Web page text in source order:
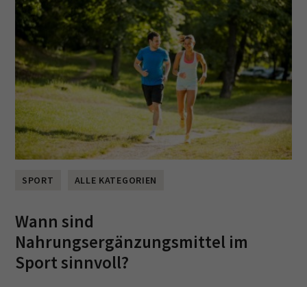
SPORT ALLE KATEGORIEN
Wann sind
Nahrungsergänzungsmittel im
Sport sinnvoll?